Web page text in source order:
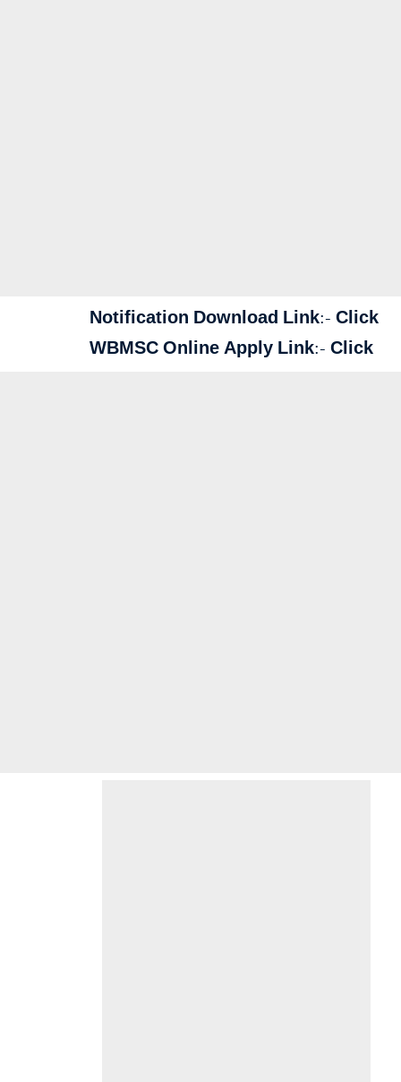
Notification Download Link:- Click
WBMSC Online Apply Link:- Click